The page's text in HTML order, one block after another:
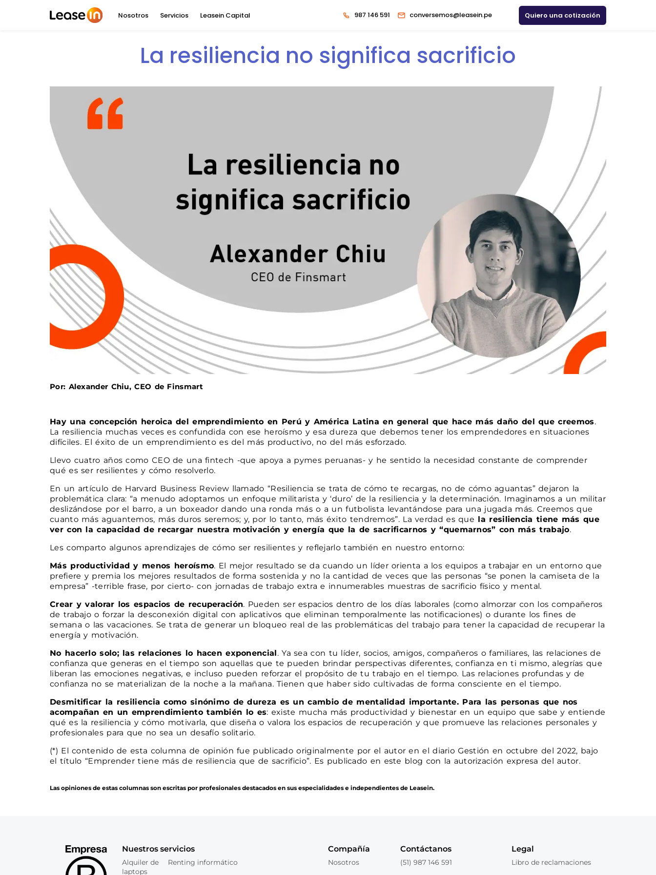
Nosotros Servicios Leasein Capital 987 146 591 conversemos@leasein.pe Quiero una cotización
La resiliencia no significa sacrificio
Por: Alexander Chiu, CEO de Finsmart
Hay una concepción heroica del emprendimiento en Perú y América Latina en general que hace más daño del que creemos.
La resiliencia muchas veces es confundida con ese heroísmo y esa dureza que debemos tener los emprendedores en situaciones
difíciles. El éxito de un emprendimiento es del más productivo, no del más esforzado.
Llevo cuatro años como CEO de una fintech -que apoya a pymes peruanas- y he sentido la necesidad constante de comprender
qué es ser resilientes y cómo resolverlo.
En un artículo de Harvard Business Review llamado “Resiliencia se trata de cómo te recargas, no de cómo aguantas” dejaron la
problemática clara: “a menudo adoptamos un enfoque militarista y ‘duro’ de la resiliencia y la determinación. Imaginamos a un militar
deslizándose por el barro, a un boxeador dando una ronda más o a un futbolista levantándose para una jugada más. Creemos que
cuanto más aguantemos, más duros seremos; y, por lo tanto, más éxito tendremos”. La verdad es que la resiliencia tiene más que
ver con la capacidad de recargar nuestra motivación y energía que la de sacrificarnos y “quemarnos” con más trabajo.
Les comparto algunos aprendizajes de cómo ser resilientes y reflejarlo también en nuestro entorno:
Más productividad y menos heroísmo. El mejor resultado se da cuando un líder orienta a los equipos a trabajar en un entorno que
prefiere y premia los mejores resultados de forma sostenida y no la cantidad de veces que las personas “se ponen la camiseta de la
empresa” -terrible frase, por cierto- con jornadas de trabajo extra e innumerables muestras de sacrificio físico y mental.
Crear y valorar los espacios de recuperación. Pueden ser espacios dentro de los días laborales (como almorzar con los compañeros
de trabajo o forzar la desconexión digital con aplicativos que eliminan temporalmente las notificaciones) o durante los fines de
semana o las vacaciones. Se trata de generar un bloqueo real de las problemáticas del trabajo para tener la capacidad de recuperar la
energía y motivación.
No hacerlo solo; las relaciones lo hacen exponencial. Ya sea con tu líder, socios, amigos, compañeros o familiares, las relaciones de
confianza que generas en el tiempo son aquellas que te pueden brindar perspectivas diferentes, confianza en ti mismo, alegrías que
liberan las emociones negativas, e incluso pueden reforzar el propósito de tu trabajo en el tiempo. Las relaciones profundas y de
confianza no se materializan de la noche a la mañana. Tienen que haber sido cultivadas de forma consciente en el tiempo.
Desmitificar la resiliencia como sinónimo de dureza es un cambio de mentalidad importante. Para las personas que nos
acompañan en un emprendimiento también lo es: existe mucha más productividad y bienestar en un equipo que sabe y entiende
qué es la resiliencia y cómo motivarla, que diseña o valora los espacios de recuperación y que promueve las relaciones personales y
profesionales para que no sea un desafío solitario.
(*) El contenido de esta columna de opinión fue publicado originalmente por el autor en el diario Gestión en octubre del 2022, bajo
el título “Emprender tiene más de resiliencia que de sacrificio”. Es publicado en este blog con la autorización expresa del autor.
Las opiniones de estas columnas son escritas por profesionales destacados en sus especialidades e independientes de Leasein.
Nuestros servicios
Alquiler de
laptops
Renting informático
Compañía
Nosotros
Contáctanos
(51) 987 146 591
Legal
Libro de reclamaciones